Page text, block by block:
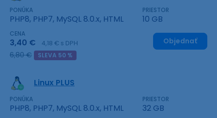
PONÚKA
PHP8, PHP7, MySQL 8.0.x, HTML
PRIESTOR
10 GB
CENA
3,40 € 4,18 € s DPH
6,80 € SLEVA 50 %
Objednať
Linux PLUS
PONÚKA
PHP8, PHP7, MySQL 8.0.x, HTML
PRIESTOR
32 GB